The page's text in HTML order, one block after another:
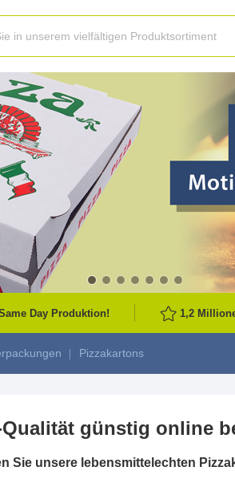
Day Produktion! 1,2
Pizzakartons
günstig online
Sie unsere lebensmittelechten